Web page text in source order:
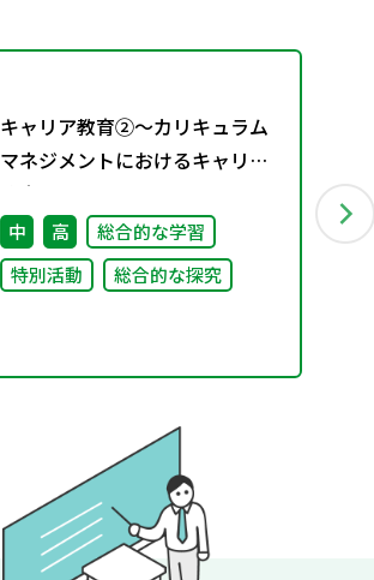
キャリア教育②～カリキュラム
マネジメントにおけるキャリア
教育～
中 高
総合的な学習
特別活動
総合的な探究